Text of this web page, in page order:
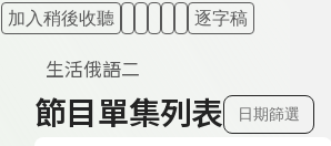
加入稍後收聽 逐字稿
生活俄語二
節目單集列表 日期篩選